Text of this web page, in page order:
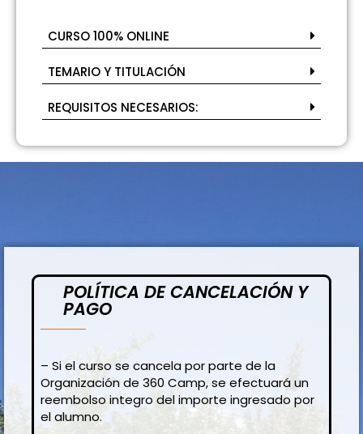
CURSO 100% ONLINE
TEMARIO Y TITULACIÓN
REQUISITOS NECESARIOS:
POLÍTICA DE CANCELACIÓN Y
PAGO
– Si el curso se cancela por parte de la
Organización de 360 Camp, se efectuará un
reembolso integro del importe ingresado por
el alumno.